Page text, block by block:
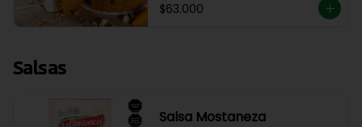
$63.000
Salsas
Salsa Mostaneza